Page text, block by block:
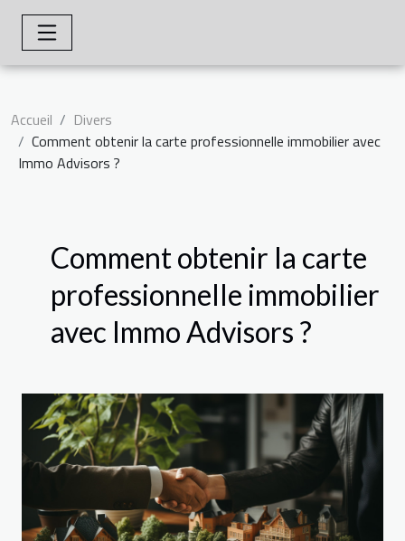
Accueil
Divers
Comment obtenir la carte professionnelle immobilier avec
Immo Advisors ?
Comment obtenir la carte
professionnelle immobilier
avec Immo Advisors ?